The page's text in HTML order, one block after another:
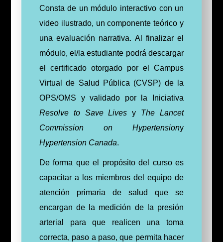
Consta de un módulo interactivo con un
video ilustrado, un componente teórico y
una evaluación narrativa. Al finalizar el
módulo, el/la estudiante podrá descargar
el certificado otorgado por el Campus
Virtual de Salud Pública (CVSP) de la
OPS/OMS y validado por la Iniciativa
Resolve to Save Lives y The Lancet
Commission on Hypertensiony
Hypertension Canada.
De forma que el propósito del curso es
capacitar a los miembros del equipo de
atención primaria de salud que se
encargan de la medición de la presión
arterial para que realicen una toma
correcta, paso a paso, que permita hacer